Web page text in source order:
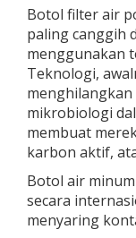
Botol filter air
paling canggih
menggunakan
Teknologi,
mikrobiologi
membuat
karbon aktif,
Botol air
secara
menyaring